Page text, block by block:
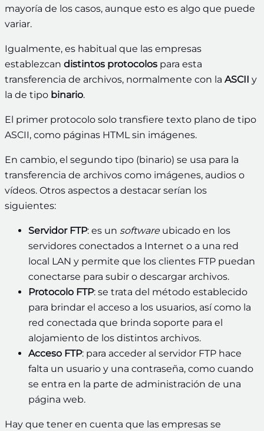
mayoría de los casos, aunque esto es algo que puede
variar.
Igualmente, es habitual que las empresas
establezcan distintos protocolos para esta
transferencia de archivos, normalmente con la ASCII y
la de tipo binario.
El primer protocolo solo transfiere texto plano de tipo
ASCII, como páginas HTML sin imágenes.
En cambio, el segundo tipo (binario) se usa para la
transferencia de archivos como imágenes, audios o
vídeos. Otros aspectos a destacar serían los
siguientes:
Servidor FTP: es un softwareubicado en los
servidores conectados a Internet o a una red
local LAN y permite que los clientes FTP puedan
conectarse para subir o descargar archivos.
Protocolo FTP: se trata del método establecido
para brindar el acceso a los usuarios, así como la
red conectada que brinda soporte para el
alojamiento de los distintos archivos.
Acceso FTP: para acceder al servidor FTP hace
falta un usuario y una contraseña, como cuando
se entra en la parte de administración de una
página web.
Hay que tener en cuenta que las empresas se